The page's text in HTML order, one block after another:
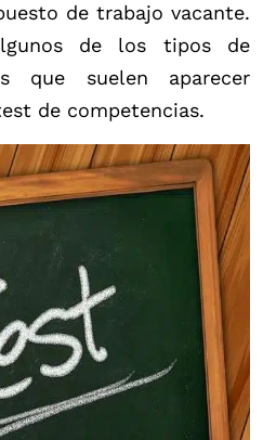
de trabajo vacante.
de los tipos de
que suelen aparecer
de competencias.